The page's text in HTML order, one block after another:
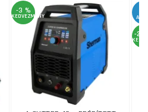
-3 %
KEDVEZMÉNY
-29